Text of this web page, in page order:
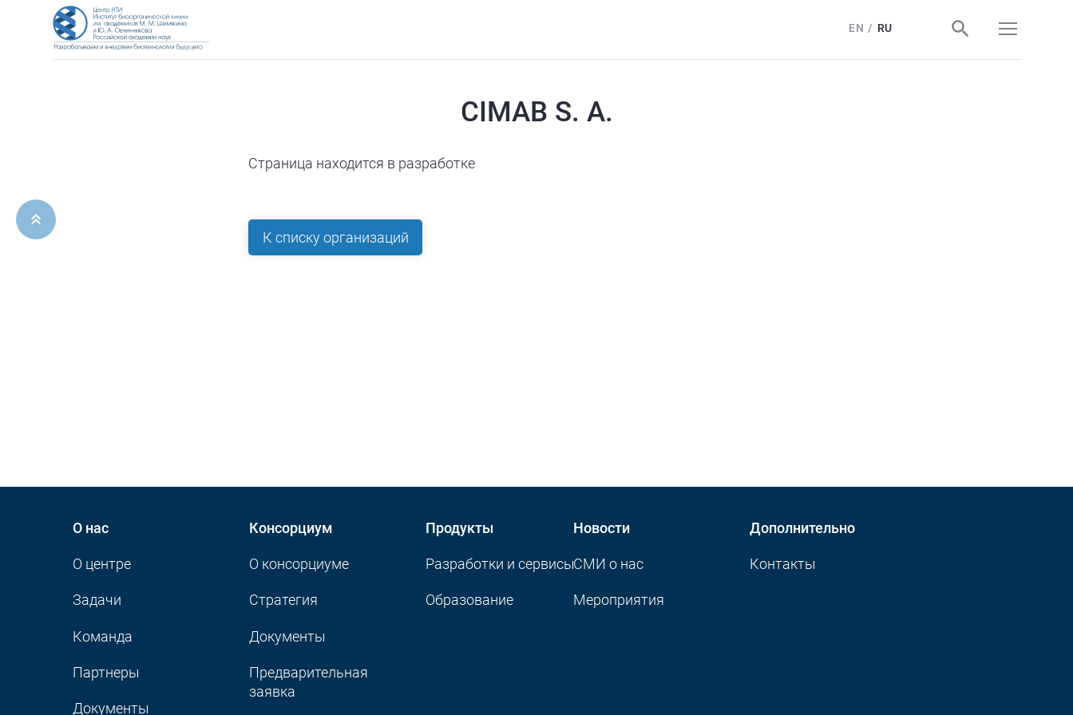
EN RU
CIMAB S. A.
Страница находится в разработке
К списку организаций
О нас
О центре
Задачи
Команда
Партнеры
Документы
Консорциум
О консорциуме
Стратегия
Документы
Предварительная
заявка
Продукты
Разработки и сервисы
Образование
Новости
CМИ о нас
Мероприятия
Дополнительно
Контакты